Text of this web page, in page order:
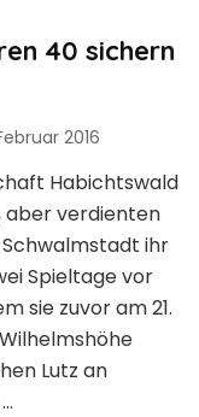
40 sichern
2016
Habichtswald
aber verdienten
ihr
Spieltage vor
sie zuvor am 21.
Lutz an